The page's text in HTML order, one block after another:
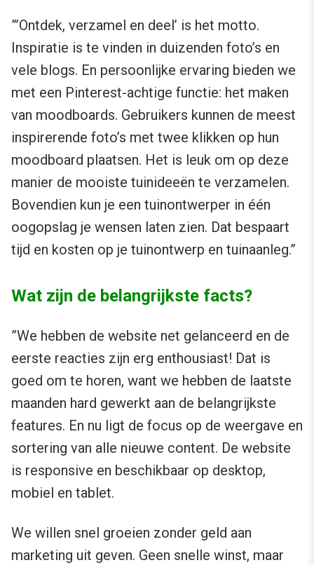
”’Ontdek, verzamel en deel’ is het motto.
Inspiratie is te vinden in duizenden foto’s en
vele blogs. En persoonlijke ervaring bieden we
met een Pinterest-achtige functie: het maken
van moodboards. Gebruikers kunnen de meest
inspirerende foto’s met twee klikken op hun
moodboard plaatsen. Het is leuk om op deze
manier de mooiste tuinideeën te verzamelen.
Bovendien kun je een tuinontwerper in één
oogopslag je wensen laten zien. Dat bespaart
tijd en kosten op je tuinontwerp en tuinaanleg.”
Wat zijn de belangrijkste facts?
”We hebben de website net gelanceerd en de
eerste reacties zijn erg enthousiast! Dat is
goed om te horen, want we hebben de laatste
maanden hard gewerkt aan de belangrijkste
features. En nu ligt de focus op de weergave en
sortering van alle nieuwe content. De website
is responsive en beschikbaar op desktop,
mobiel en tablet.
We willen snel groeien zonder geld aan
marketing uit geven. Geen snelle winst, maar